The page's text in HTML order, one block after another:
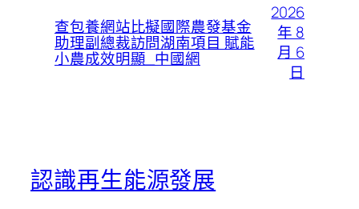
查包養網站比擬國際農發基金
助理副總裁訪問湖南項目 賦能
小農成效明顯_中國網
2026
年 8
月 6
日
認識再生能源發展